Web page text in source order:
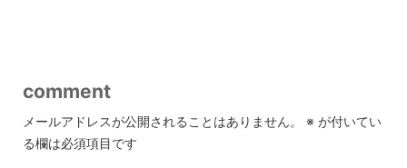
comment
メールアドレスが公開されることはありません。 ※ が付いてい
る欄は必須項目です